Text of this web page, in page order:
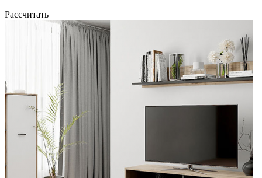
Рассчитать